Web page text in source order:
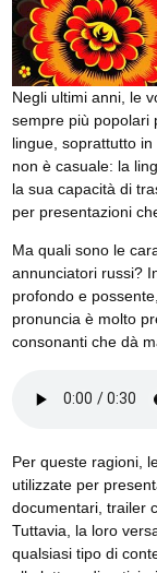
Negli ultimi anni, le
sempre più popolari
lingue, soprattutto
non è casuale: la
la sua capacità di
per presentazioni
Ma quali sono le
annunciatori russi?
profondo e
pronuncia è molto
consonanti che dà
Per queste ragioni,
utilizzate per
documentari, trailer
Tuttavia, la loro
qualsiasi tipo di